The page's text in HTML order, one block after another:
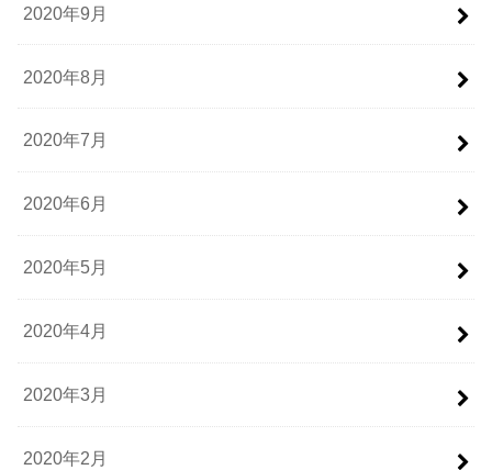
2020年9月
2020年8月
2020年7月
2020年6月
2020年5月
2020年4月
2020年3月
2020年2月